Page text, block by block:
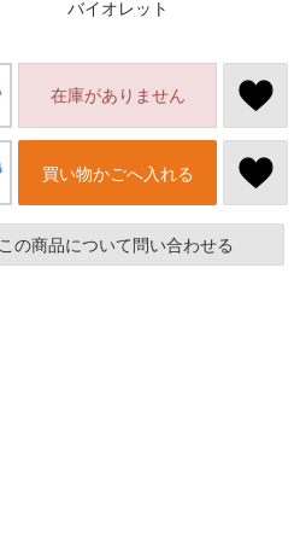
バイオレット
在庫がありません
買い物かごへ入れる
の商品について問い合わせる